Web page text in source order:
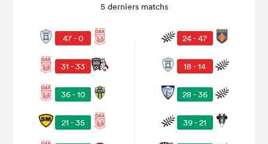
5 derniers matchs
47 - 0
31 - 33
36 - 10
21 - 35
24 - 47
18 - 14
28 - 36
39 - 21